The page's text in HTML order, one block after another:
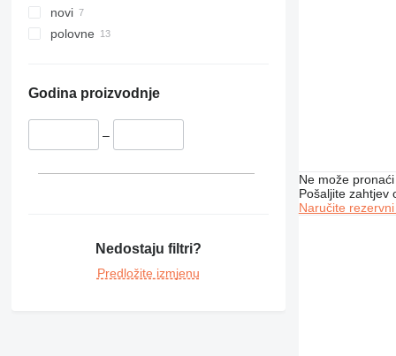
420
422
430
953
novi
polovne
Godina proizvodnje
–
Nedostaju filtri?
Predložite izmjenu
Ne može
Pošaljite zahtjev
Naručite